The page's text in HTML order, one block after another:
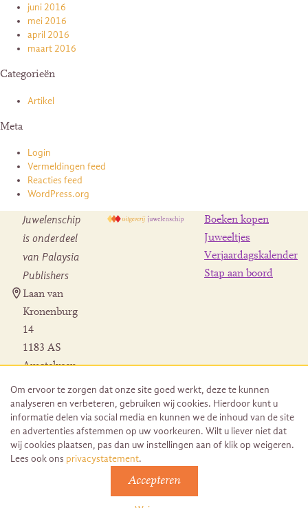
juni 2016
mei 2016
april 2016
maart 2016
Categorieën
Artikel
Meta
Login
Vermeldingen feed
Reacties feed
WordPress.org
Juwelenschip
is onderdeel
van Palaysia
Publishers
Laan van
Kronenburg
14
1183 AS
Amstelveen
Herroeping
bestelling
Boeken kopen
Juweeltjes
Verjaardagskalender
Stap aan boord
© 2026 Uitgeverij Juwelenschip. Duurzaam ontwikkeld door
Go2People
Om ervoor te zorgen dat onze site goed werkt, deze te kunnen
analyseren en verbeteren, gebruiken wij cookies. Hierdoor kunt u
informatie delen via social media en kunnen we de inhoud van de site
en advertenties afstemmen op uw voorkeuren. Wilt u liever niet dat
wij cookies plaatsen, pas dan uw instellingen aan of klik op weigeren.
Lees ook ons privacystatement.
Accepteren